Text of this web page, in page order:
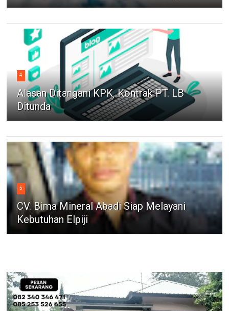
4
Alasan Ditangani KPK, Kontrak PT. LB
Ditunda
5
CV. Bima Mineral Abadi Siap Melayani
Kebutuhan Elpiji